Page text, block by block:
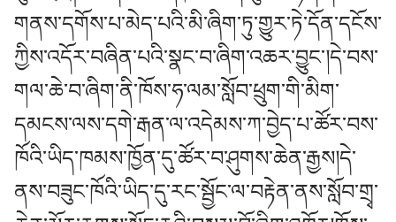
གནས་དགོས་པ་མེད་པའི་མི་ཞིག་ཏུ་གྱུར་ཏེ་དོན་དངོས་
ཀྱིས་འདོར་བཞིན་པའི་སྣང་བ་ཞིག་འཆར་བྱུང་།དེ་བས་
གལ་ཆེ་བ་ཞིག་ནི་ཁོས་ཧ་ལམ་སློབ་ཕྲུག་གི་མིག་
དམངས་ལས་དགེ་རྒན་ལ་འདེམས་ཀ་བྱེད་པ་ཚོར་བས་
ཁོའི་ཡིད་ཁམས་ཁྱོན་དུ་ཚོར་བ་ཤུགས་ཆེན་རྒྱས།དེ་
ནས་བཟུང་ཁོའི་ཡིད་དུ་རང་སྦྱོང་ལ་བརྟེན་ནས་སློབ་གྲྭ་